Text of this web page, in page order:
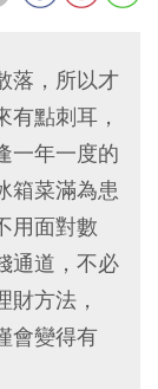
落，所以才
點刺耳，
一年一度的
箱菜滿為患
用面對數
通道，不必
方法，
會變得有